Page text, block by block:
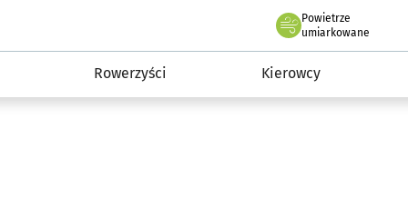
Powietrze
we Wrocławiu
umiarkowane
Rowerzyści Kierowcy